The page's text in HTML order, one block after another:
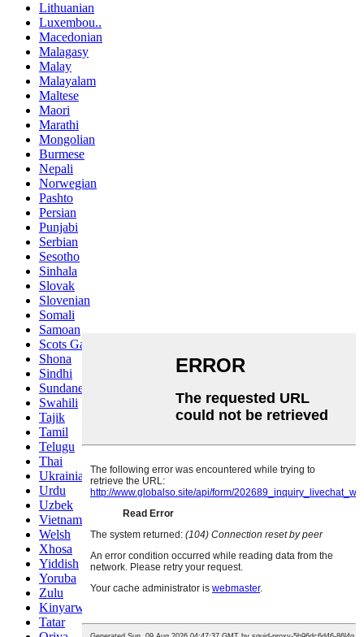
Lithuanian
Luxembou..
Macedonian
Malagasy
Malay
Malayalam
Maltese
Maori
Marathi
Mongolian
Burmese
Nepali
Norwegian
Pashto
Persian
Punjabi
Serbian
Sesotho
Sinhala
Slovak
Slovenian
Somali
Samoan
Scots Gaelic
Shona
Sindhi
Sundanese
Swahili
Tajik
Tamil
Telugu
Thai
Ukrainian
Urdu
Uzbek
Vietnamese
Welsh
Xhosa
Yiddish
Yoruba
Zulu
Kinyarwanda
Tatar